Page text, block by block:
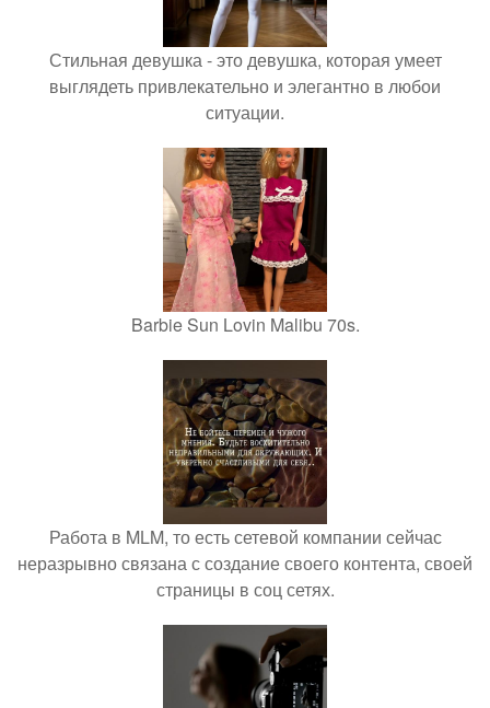
Стильная девушка - это девушка, которая умеет
выглядеть привлекательно и элегантно в любои
ситуации.
Barbie Sun Lovin Malibu 70s.
Работа в MLM, то есть сетевой компании сейчас
неразрывно связана с создание своего контента, своей
страницы в соц сетях.